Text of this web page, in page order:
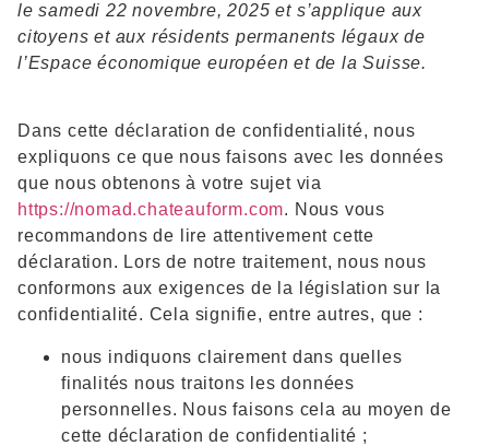
le samedi 22 novembre, 2025 et s’applique aux
citoyens et aux résidents permanents légaux de
l’Espace économique européen et de la Suisse.
Dans cette déclaration de confidentialité, nous
expliquons ce que nous faisons avec les données
que nous obtenons à votre sujet via
https://nomad.chateauform.com. Nous vous
recommandons de lire attentivement cette
déclaration. Lors de notre traitement, nous nous
conformons aux exigences de la législation sur la
confidentialité. Cela signifie, entre autres, que :
nous indiquons clairement dans quelles
finalités nous traitons les données
personnelles. Nous faisons cela au moyen de
cette déclaration de confidentialité ;